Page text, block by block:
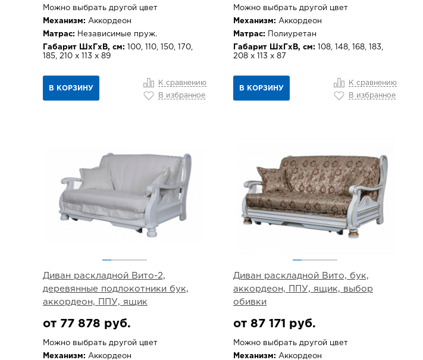
Можно выбрать другой цвет
Механизм: Аккордеон
Матрас: Независимые пруж.
Габарит ШхГхВ, см: 100, 110, 150, 170,
185, 210 х 113 х 89
В КОРЗИНУ
К сравнению
В избранное
Можно выбрать другой цвет
Механизм: Аккордеон
Матрас: Полиуретан
Габарит ШхГхВ, см: 108, 148, 168, 183,
208 х 113 х 87
В КОРЗИНУ
К сравнению
В избранное
Диван раскладной Вито-2,
деревянные подлокотники бук,
аккордеон, ППУ, ящик
от 77 878 руб.
Можно выбрать другой цвет
Механизм: Аккордеон
Диван раскладной Вито, бук,
аккордеон, ППУ, ящик, выбор
обивки
от 87 171 руб.
Можно выбрать другой цвет
Механизм: Аккордеон